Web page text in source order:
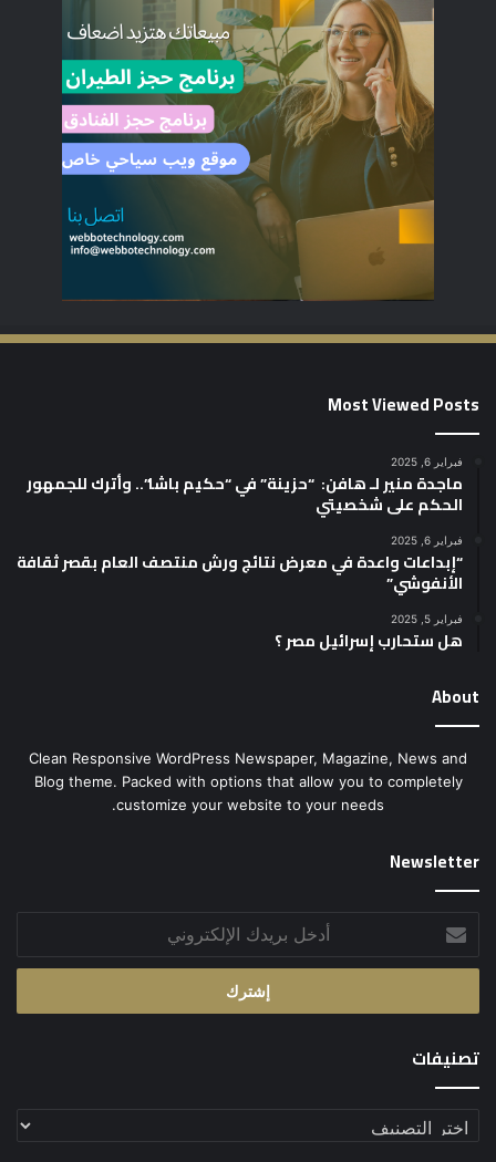
Most Viewed Posts
فبراير 6, 2025
ماجدة منير لـ هافن: “حزينة” في “حكيم باشا”.. وأترك للجمهور
الحكم على شخصيتي
فبراير 6, 2025
“إبداعات واعدة في معرض نتائج ورش منتصف العام بقصر ثقافة
الأنفوشي”
فبراير 5, 2025
هل ستحارب إسرائيل مصر ؟
About
Clean Responsive WordPress Newspaper, Magazine, News and
Blog theme. Packed with options that allow you to completely
customize your website to your needs.
Newsletter
أدخل
بريدك
الإلكتروني
تصنيفات
تصنيفات